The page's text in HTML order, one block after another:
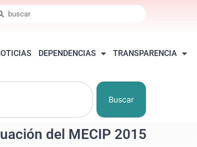
DEPENDENCIAS TRANSPARENCIA
Buscar
del MECIP 2015